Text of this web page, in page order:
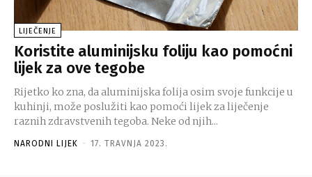
LIJEČENJE
Koristite aluminijsku foliju kao pomoćni
lijek za ove tegobe
Rijetko ko zna, da aluminijska folija osim svoje funkcije u
kuhinji, može poslužiti kao pomoći lijek za liječenje
raznih zdravstvenih tegoba. Neke od njih...
NARODNI LIJEK - 17. TRAVNJA 2023.